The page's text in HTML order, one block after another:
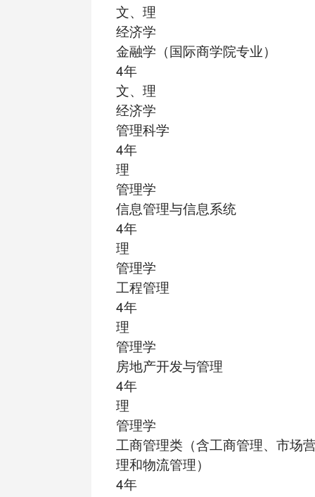
文、理
经济学
金融学（国际商学院专业）
4年
文、理
经济学
管理科学
4年
理
管理学
信息管理与信息系统
4年
理
管理学
工程管理
4年
理
管理学
房地产开发与管理
4年
理
管理学
工商管理类（含工商管理、市场
理和物流管理）
4年